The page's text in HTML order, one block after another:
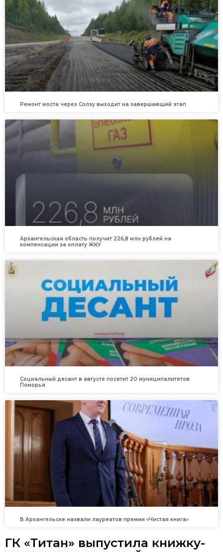
Ремонт моста через Солзу выходит на завершающий этап
Архангельская область получит 226,8 млн рублей на
компенсации за оплату ЖКУ
Социальный десант в августе посетит 20 муниципалитетов
Поморья
В Архангельске назвали лауреатов премии «Чистая книга»
ГК «Титан» выпустила книжку-